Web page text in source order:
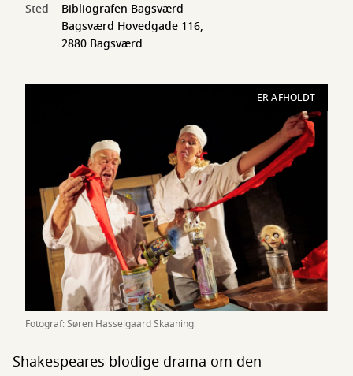
ER AFHOLDT
Fotograf: Søren Hasselgaard Skaaning
Sted
Bibliografen Bagsværd
Bagsværd Hovedgade 116,
2880 Bagsværd
Shakespeares blodige drama om den